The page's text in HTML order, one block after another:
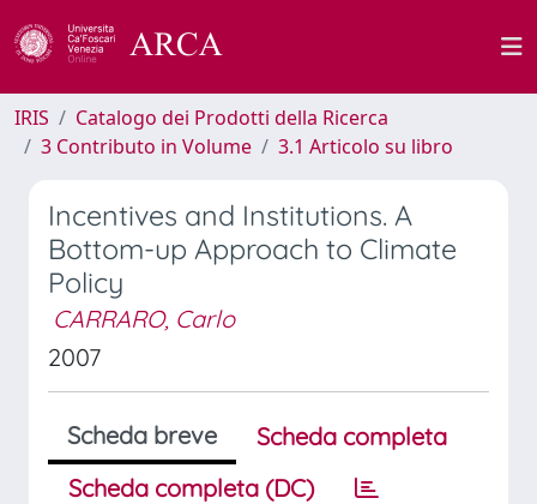
IRIS
Catalogo dei Prodotti della Ricerca
3 Contributo in Volume
3.1 Articolo su libro
Incentives and Institutions. A
Bottom-up Approach to Climate
Policy
CARRARO, Carlo
2007
Scheda breve
Scheda completa
Scheda completa (DC)